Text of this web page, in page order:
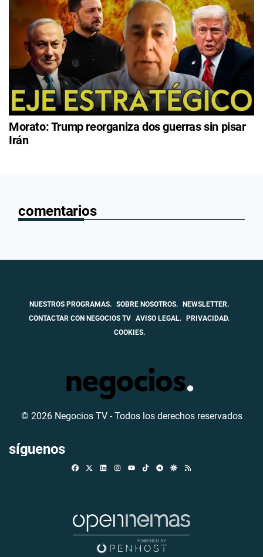
Morato: Trump reorganiza dos guerras sin pisar
Irán
comentarios
NUESTROS PROGRAMAS. SOBRE NOSOTROS.
NEWSLETTER.
CONTACTAR CON NEGOCIOS TV AVISO LEGAL.
PRIVACIDAD.
COOKIES.
© 2026 Negocios TV - Todos los derechos reservados
síguenos
FacebookLinkedinInstagramTikTokTelegramGoogle Discover